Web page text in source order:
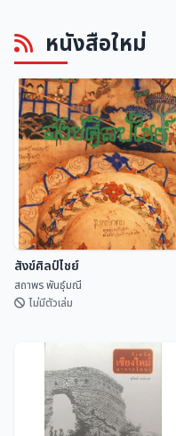
ศิลปกรรมฝีมือช่างพื้นบ้านวัดทราย
งาม อำเภอหล่มเก่า จังหวัด
เพชรบูรณ์
สำนักศิลปะและวัฒนธรร...
หนังสือใหม่
สังข์ศิลป์ไชย์
สถาพร พันธุ์มณี
สังข์ศิลป์ไชย์
สถาพร พันธุ์มณี
ไม่มีตัวเล่ม